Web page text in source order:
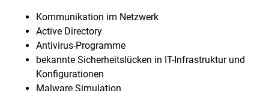
Kommunikation im Netzwerk
Active Directory
Antivirus-Programme
bekannte Sicherheitslücken in IT-Infrastruktur und
Konfigurationen
Malware Simulation